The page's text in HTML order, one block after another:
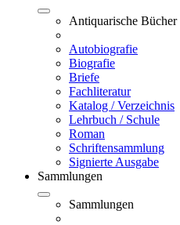
Antiquarische Bücher
Autobiografie
Biografie
Briefe
Fachliteratur
Katalog / Verzeichnis
Lehrbuch / Schule
Roman
Schriftensammlung
Signierte Ausgabe
Sammlungen
Sammlungen